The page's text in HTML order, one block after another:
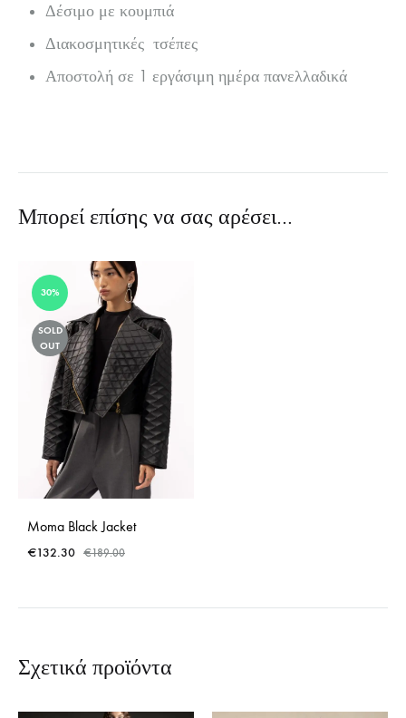
Δέσιμο με κουμπιά
Διακοσμητικές τσέπες
Αποστολή σε 1 εργάσιμη ημέρα πανελλαδικά
Μπορεί επίσης να σας αρέσει…
30%
SOLD
OUT
Moma Black Jacket
€132.30 €189.00
Σχετικά προϊόντα